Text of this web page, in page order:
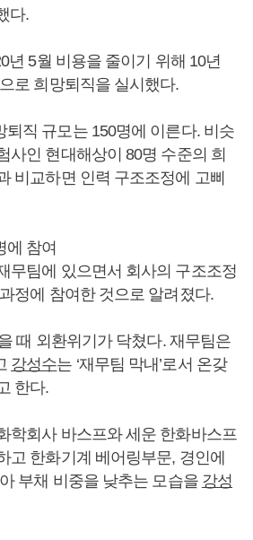
다.
년 5월 비용을 줄이기 위해 10년
로 희망퇴직을 실시했다.
퇴직 규모는 150명에 이른다. 비슷
사인 현대해상이 80명 수준의 희
비교하면 인력 구조조정에 고삐
에 참여
무팀에 있으면서 회사의 구조조정
정에 참여한 것으로 알려졌다.
때 외환위기가 닥쳤다. 재무팀은
강성수는 ‘재무팀 막내’로서 온갖
한다.
학회사 바스프와 세운 한화바스프
고 한화기계 베어링부문, 경인에
부채 비중을 낮추는 모습을 강성